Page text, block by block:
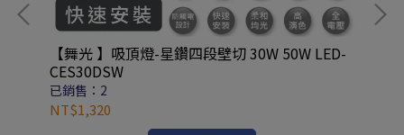
【舞光 】吸頂燈-星鑽四段壁切 30W 50W LED-
CES30DSW
已銷售：2
NT$1,320